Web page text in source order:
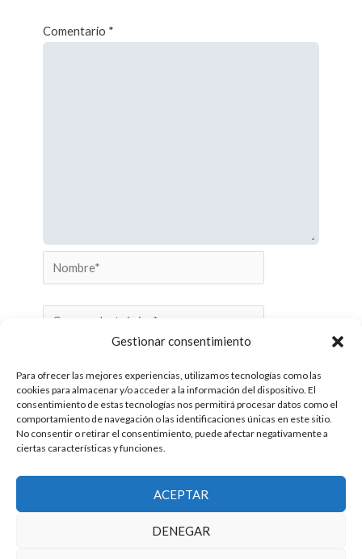
Gestionar consentimiento
Para ofrecer las mejores experiencias, utilizamos tecnologías como las
cookies para almacenar y/o acceder a la información del dispositivo. El
consentimiento de estas tecnologías nos permitirá procesar datos como el
comportamiento de navegación o las identificaciones únicas en este sitio.
No consentir o retirar el consentimiento, puede afectar negativamente a
ciertas características y funciones.
ACEPTAR
DENEGAR
Comentario *
Nombre*
Correo
Guarda mi nombre, correo electrónico y web en
este navegador para la próxima vez que comente.